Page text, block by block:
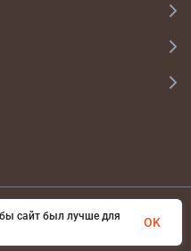
права защищены
сайт был лучше для
OK